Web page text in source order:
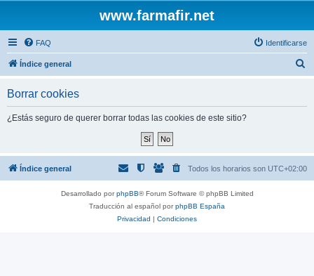
www.farmafir.net
FAQ Identificarse
Índice general
Borrar cookies
¿Estás seguro de querer borrar todas las cookies de este sitio?
Índice general Todos los horarios son UTC+02:00
Desarrollado porphpBB® Forum Software © phpBB Limited
Traducción al español porphpBB España
Privacidad | Condiciones